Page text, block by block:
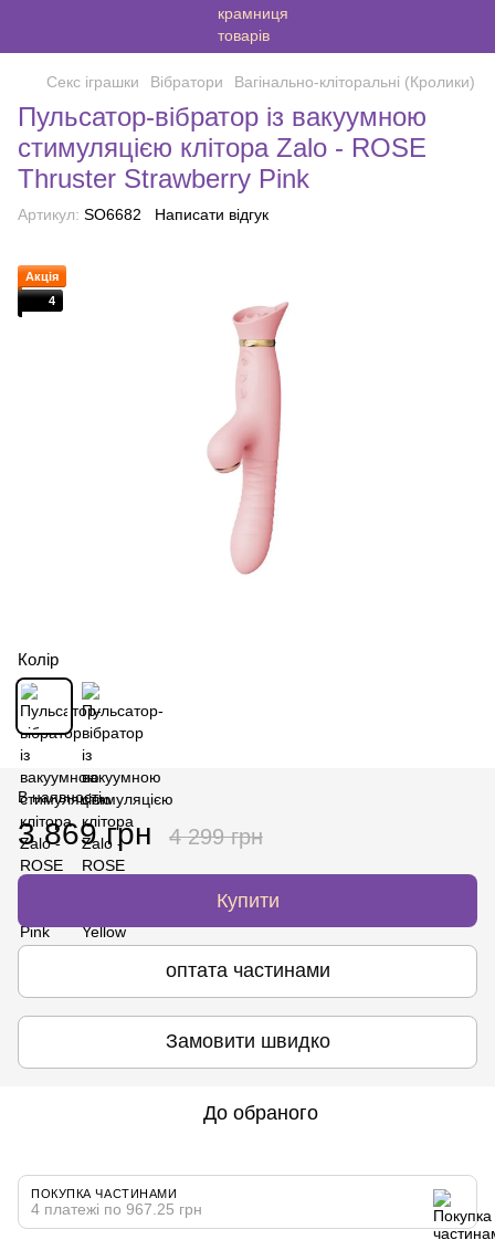
Секс іграшки Вібратори Вагінально-кліторальні (Кролики)
Пульсатор-вібратор із вакуумною
стимуляцією клітора Zalo - ROSE
Thruster Strawberry Pink
Артикул: SO6682 Написати відгук
Акція
4
Колір
В наявності
3 869 грн 4 299 грн
Купити
оптата частинами
Замовити швидко
До обраного
ПОКУПКА ЧАСТИНАМИ
4 платежі по 967.25 грн